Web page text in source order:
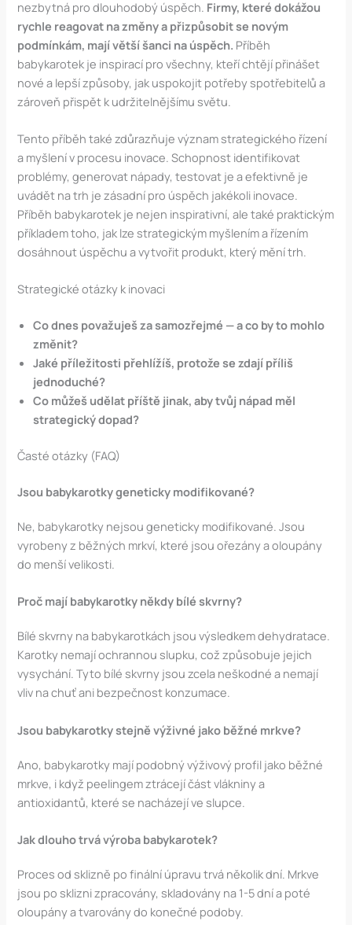
nezbytná pro dlouhodobý úspěch. Firmy, které dokážou
rychle reagovat na změny a přizpůsobit se novým
podmínkám, mají větší šanci na úspěch. Příběh
babykarotek je inspirací pro všechny, kteří chtějí přinášet
nové a lepší způsoby, jak uspokojit potřeby spotřebitelů a
zároveň přispět k udržitelnějšímu světu.
Tento příběh také zdůrazňuje význam strategického řízení
a myšlení v procesu inovace. Schopnost identifikovat
problémy, generovat nápady, testovat je a efektivně je
uvádět na trh je zásadní pro úspěch jakékoli inovace.
Příběh babykarotek je nejen inspirativní, ale také praktickým
příkladem toho, jak lze strategickým myšlením a řízením
dosáhnout úspěchu a vytvořit produkt, který mění trh.
Strategické otázky k inovaci
Co dnes považuješ za samozřejmé — a co by to mohlo
změnit?
Jaké příležitosti přehlížíš, protože se zdají příliš
jednoduché?
Co můžeš udělat příště jinak, aby tvůj nápad měl
strategický dopad?
Časté otázky (FAQ)
Jsou babykarotky geneticky modifikované?
Ne, babykarotky nejsou geneticky modifikované. Jsou
vyrobeny z běžných mrkví, které jsou ořezány a oloupány
do menší velikosti.
Proč mají babykarotky někdy bílé skvrny?
Bílé skvrny na babykarotkách jsou výsledkem dehydratace.
Karotky nemají ochrannou slupku, což způsobuje jejich
vysychání. Tyto bílé skvrny jsou zcela neškodné a nemají
vliv na chuť ani bezpečnost konzumace.
Jsou babykarotky stejně výživné jako běžné mrkve?
Ano, babykarotky mají podobný výživový profil jako běžné
mrkve, i když peelingem ztrácejí část vlákniny a
antioxidantů, které se nacházejí ve slupce.
Jak dlouho trvá výroba babykarotek?
Proces od sklizně po finální úpravu trvá několik dní. Mrkve
jsou po sklizni zpracovány, skladovány na 1-5 dní a poté
oloupány a tvarovány do konečné podoby.